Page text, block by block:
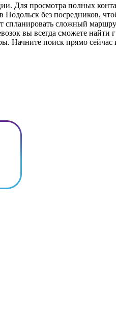
Для просмотра полных
Подольск без посредников,
сложный
вы всегда сможете найти
Начните поиск прямо сейчас